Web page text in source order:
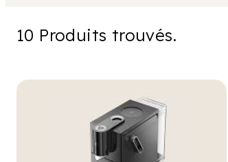
10 Produits trouvés.